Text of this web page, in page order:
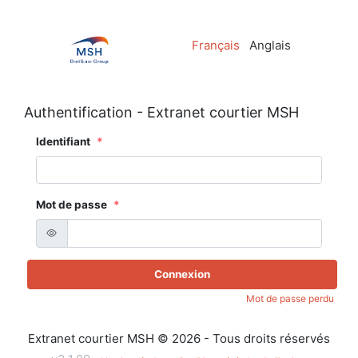
Français Anglais
Authentification - Extranet courtier MSH
Identifiant
Mot de passe
Connexion
Mot de passe perdu
Extranet courtier MSH © 2026 - Tous droits réservés